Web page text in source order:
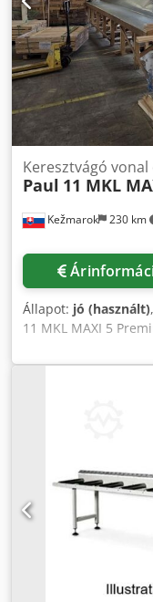
Kežmarok 230 km
Keresztvágó
Paul 11 MKL
Állapot: jó (használt)
11 MKL MAXI 5
optimalizáló
Ah Sef Betöltő
rendszer) Kiadó
programozásával.